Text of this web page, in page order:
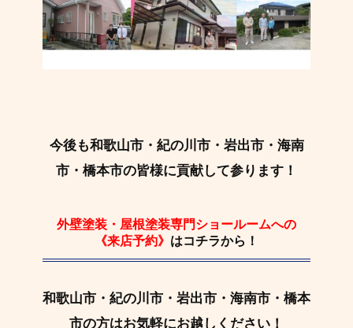
今後も和歌山市・紀の川市・岩出市・海南
市・橋本市の皆様に貢献して参ります！
外壁塗装・屋根塗装専門ショールームへの
《来店予約》 はコチラから！
和歌山市・紀の川市・岩出市・海南市・橋本
市の方はお気軽にお越しください！